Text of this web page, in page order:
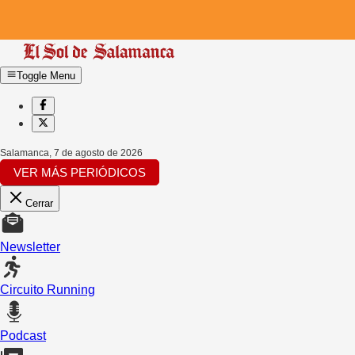
Toggle Menu
Salamanca, 7 de agosto de 2026
VER MÁS PERIÓDICOS
Cerrar
Newsletter
Circuito Running
Podcast